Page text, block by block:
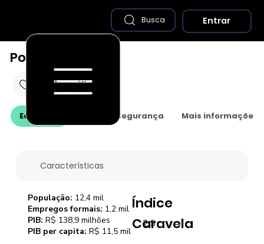
Características
Índice
Caravela
2,9
População: 12,4 mil
Empregos formais: 1,2 mil
PIB: R$ 138,9 milhões
PIB per capita: R$ 11,5 mil
Economia Saúde e Segurança Mais informações
Poranga - CE
Busca Entrar